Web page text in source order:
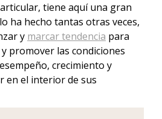
tiene aquí una gran
ha hecho tantas otras veces,
y marcar tendencia para
promover las condiciones
crecimiento y
en el interior de sus